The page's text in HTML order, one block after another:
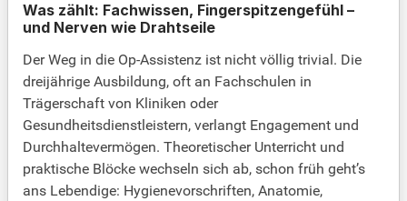
Was zählt: Fachwissen, Fingerspitzengefühl –
und Nerven wie Drahtseile
Der Weg in die Op-Assistenz ist nicht völlig trivial. Die
dreijährige Ausbildung, oft an Fachschulen in
Trägerschaft von Kliniken oder
Gesundheitsdienstleistern, verlangt Engagement und
Durchhaltevermögen. Theoretischer Unterricht und
praktische Blöcke wechseln sich ab, schon früh geht’s
ans Lebendige: Hygienevorschriften, Anatomie,